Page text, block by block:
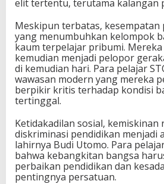
elit tertentu, terutama kalangan
Meskipun terbatas, kesempatan
yang menumbuhkan kelompok
kaum terpelajar pribumi.
kemudian menjadi pelopor
di kemudian hari. Para pelajar
wawasan modern yang mereka
berpikir kritis terhadap kondisi
tertinggal.
Ketidakadilan sosial, kemiskinan
diskriminasi pendidikan menjadi
lahirnya Budi Utomo. Para
bahwa kebangkitan bangsa
perbaikan pendidikan dan
pentingnya persatuan.